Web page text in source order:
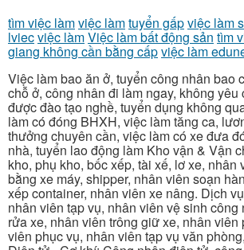
tìm việc làmviệc làmtuyển gấpviệc làm
lviecviệc làmViệc làm bất động sản tìm
giang không cần bằng cấpviệc làm
Việc làm bao ăn ở, tuyển công nhân bao
chỗ ở, công nhân đi làm ngay, không yêu
được đào tạo nghề, tuyển dụng không
làm có đóng BHXH, việc làm tăng ca,
thưởng chuyên cần, việc làm có xe đưa
nhà, tuyển lao động làm Kho vận & Vận
kho, phụ kho, bốc xếp, tài xế, lơ xe, nhân
bằng xe máy, shipper, nhân viên soạn
xếp container, nhân viên xe nâng. Dịch
nhân viên tạp vụ, nhân viên vệ sinh công
rửa xe, nhân viên trông giữ xe, nhân viên
viên phục vụ, nhân viên tạp vụ văn